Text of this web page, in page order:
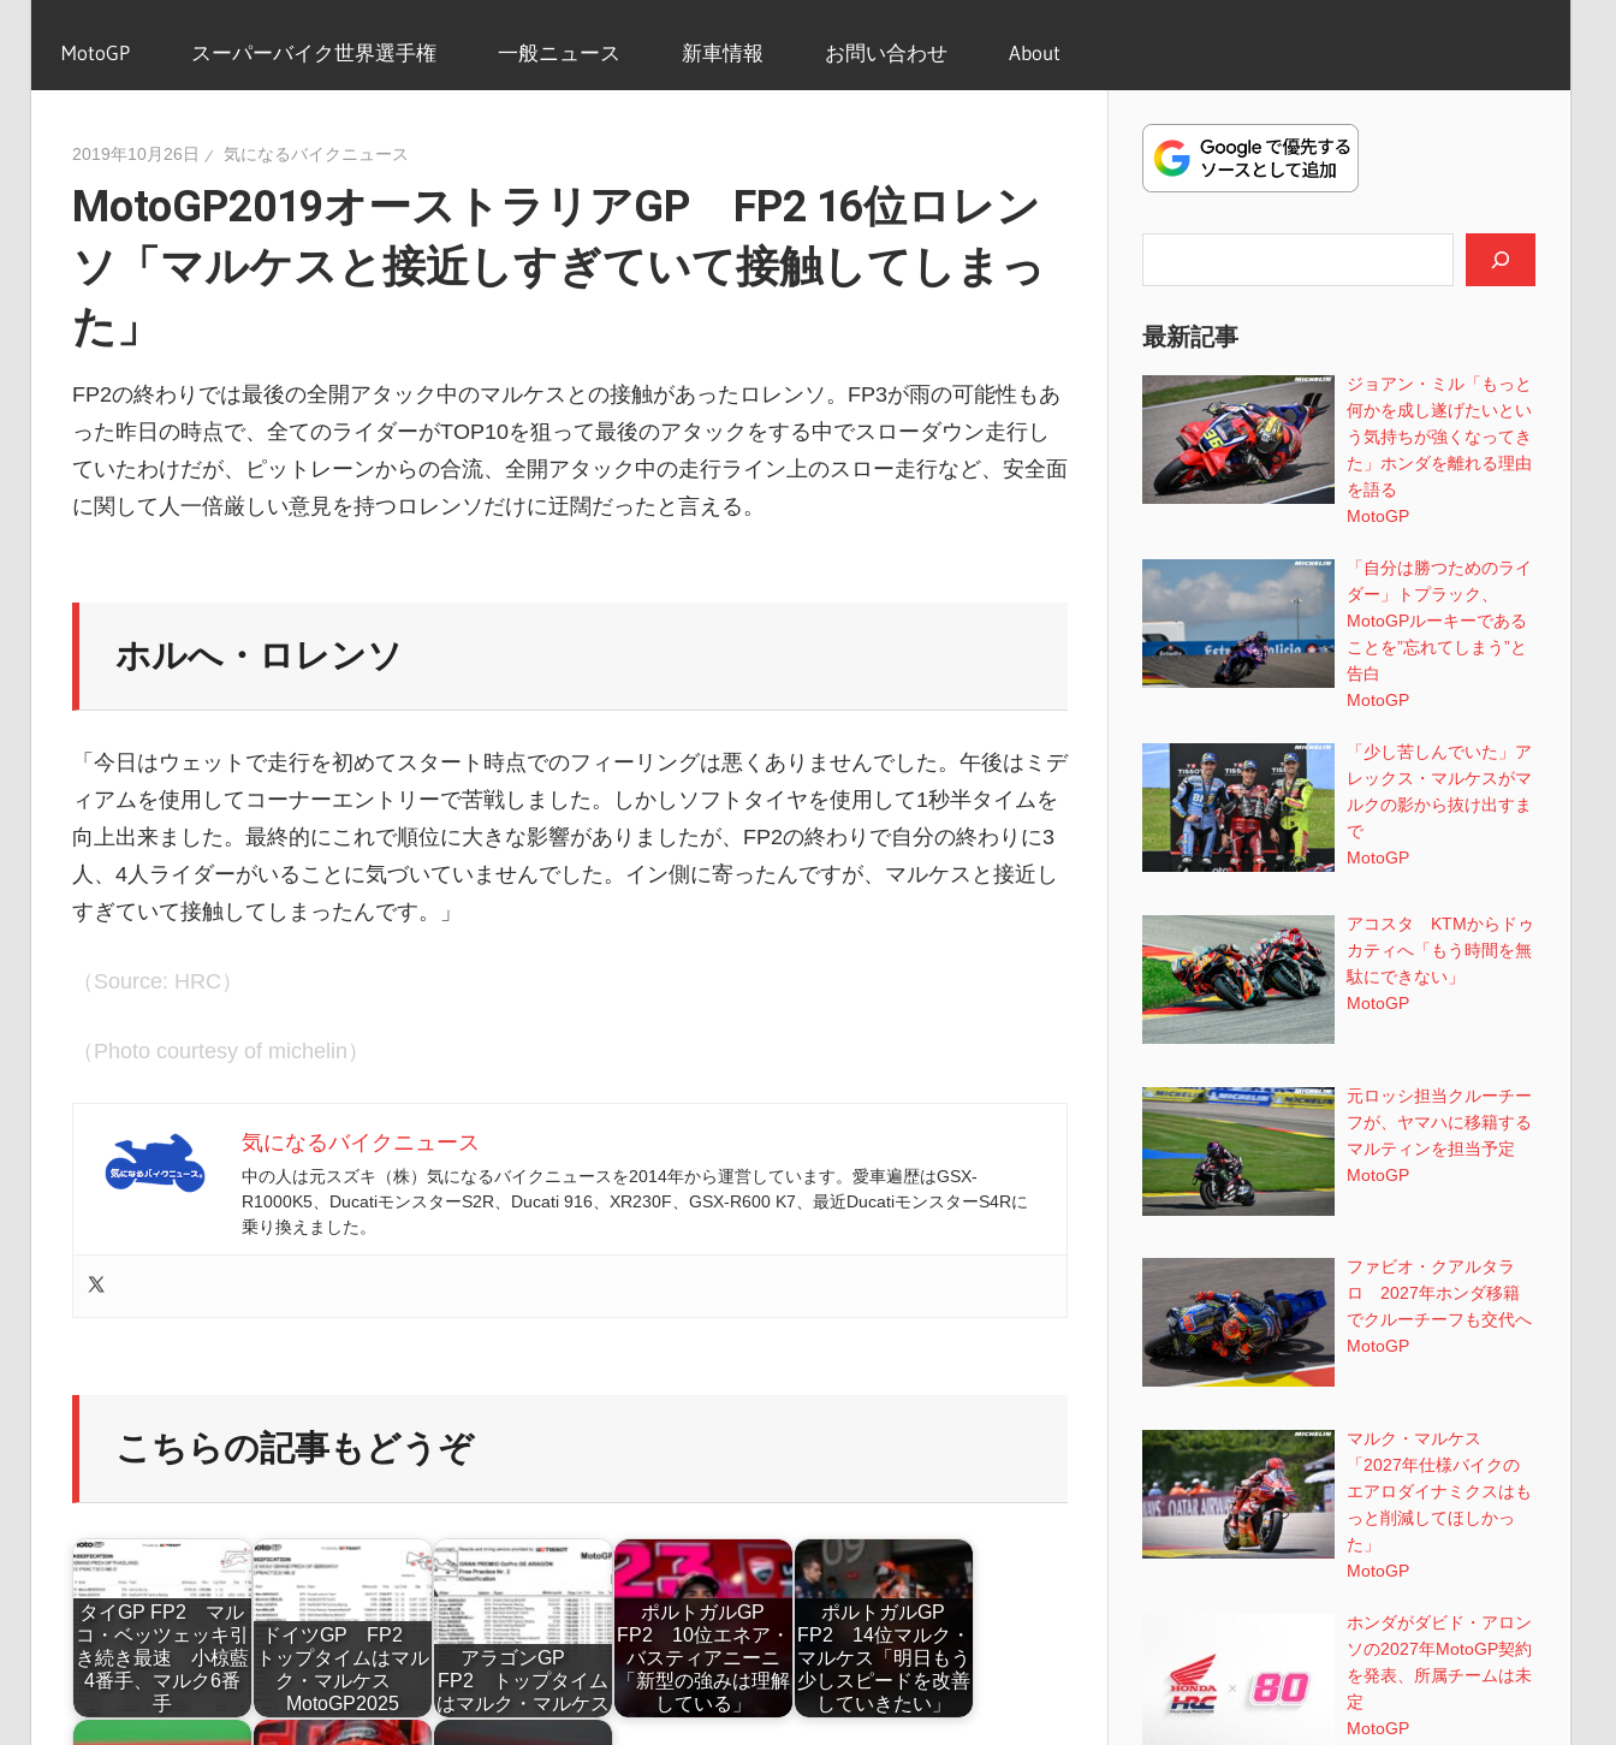
イ
ニ
ー
ス
MotoGP スーパーバイク世界選手権 一般ニュース 新車情報 お問い合わせ About
2019年10月26日 気になるバイクニュース
MotoGP2019オーストラリアGP FP2 16位ロレン
ソ「マルケスと接近しすぎていて接触してしまっ
た」
FP2の終わりでは最後の全開アタック中のマルケスとの接触があったロレンソ。FP3が雨の可能性もあ
った昨日の時点で、全てのライダーがTOP10を狙って最後のアタックをする中でスローダウン走行し
ていたわけだが、ピットレーンからの合流、全開アタック中の走行ライン上のスロー走行など、安全面
に関して人一倍厳しい意見を持つロレンソだけに迂闊だったと言える。
ホルへ・ロレンソ
「今日はウェットで走行を初めてスタート時点でのフィーリングは悪くありませんでした。午後はミデ
ィアムを使用してコーナーエントリーで苦戦しました。しかしソフトタイヤを使用して1秒半タイムを
向上出来ました。最終的にこれで順位に大きな影響がありましたが、FP2の終わりで自分の終わりに3
人、4人ライダーがいることに気づいていませんでした。イン側に寄ったんですが、マルケスと接近し
すぎていて接触してしまったんです。」
（Source: HRC）
（Photo courtesy of michelin）
気になるバイクニュース
中の人は元スズキ（株）気になるバイクニュースを2014年から運営しています。愛車遍歴はGSX-
R1000K5、DucatiモンスターS2R、Ducati 916、XR230F、GSX-R600 K7、最近DucatiモンスターS4Rに
乗り換えました。
こちらの記事もどうぞ
タイGP FP2 マル
コ・ベッツェッキ引
き続き最速 小椋藍
4番手、マルク6番
手
ドイツGP FP2
トップタイムはマル
ク・マルケス
MotoGP2025
アラゴンGP
FP2 トップタイム
はマルク・マルケス
ポルトガルGP
FP2 10位エネア・
バスティアニーニ
「新型の強みは理解
している」
ポルトガルGP
FP2 14位マルク・
マルケス「明日もう
少しスピードを改善
していきたい」
最新記事
ジョアン・ミル「もっと
何かを成し遂げたいとい
う気持ちが強くなってき
た」ホンダを離れる理由
を語る
MotoGP
「自分は勝つためのライ
ダー」トプラック、
MotoGPルーキーである
ことを”忘れてしまう”と
告白
MotoGP
「少し苦しんでいた」ア
レックス・マルケスがマ
ルクの影から抜け出すま
で
MotoGP
アコスタ KTMからドゥ
カティへ「もう時間を無
駄にできない」
MotoGP
元ロッシ担当クルーチー
フが、ヤマハに移籍する
マルティンを担当予定
MotoGP
ファビオ・クアルタラ
ロ 2027年ホンダ移籍
でクルーチーフも交代へ
MotoGP
マルク・マルケス
「2027年仕様バイクの
エアロダイナミクスはも
っと削減してほしかっ
た」
MotoGP
ホンダがダビド・アロン
ソの2027年MotoGP契約
を発表、所属チームは未
定
MotoGP